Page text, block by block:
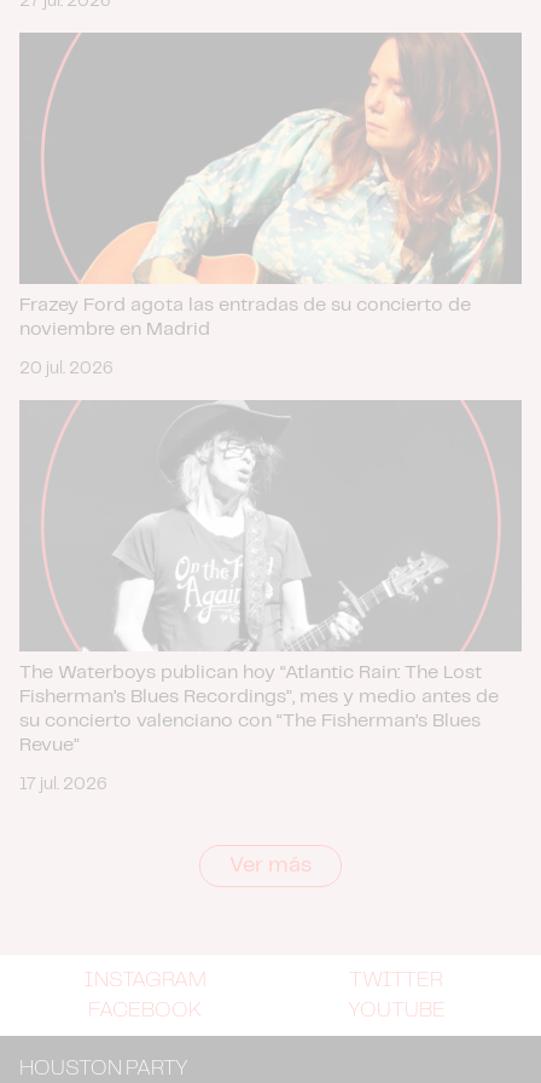
Frazey Ford agota las entradas de su concierto de
noviembre en Madrid
20 jul. 2026
The Waterboys publican hoy “Atlantic Rain: The Lost
Fisherman’s Blues Recordings”, mes y medio antes de
su concierto valenciano con “The Fisherman’s Blues
Revue”
17 jul. 2026
Ver más
INSTAGRAM
TWITTER
FACEBOOK
YOUTUBE
HOUSTON PARTY